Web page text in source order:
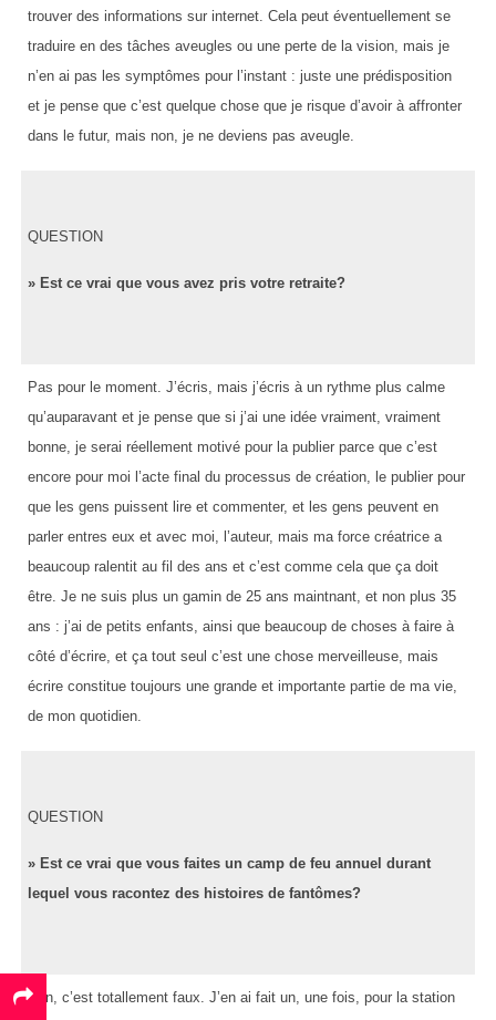
trouver des informations sur internet. Cela peut éventuellement se
traduire en des tâches aveugles ou une perte de la vision, mais je
n’en ai pas les symptômes pour l’instant : juste une prédisposition
et je pense que c’est quelque chose que je risque d’avoir à affronter
dans le futur, mais non, je ne deviens pas aveugle.
QUESTION
» Est ce vrai que vous avez pris votre retraite?
Pas pour le moment. J’écris, mais j’écris à un rythme plus calme
qu’auparavant et je pense que si j’ai une idée vraiment, vraiment
bonne, je serai réellement motivé pour la publier parce que c’est
encore pour moi l’acte final du processus de création, le publier pour
que les gens puissent lire et commenter, et les gens peuvent en
parler entres eux et avec moi, l’auteur, mais ma force créatrice a
beaucoup ralentit au fil des ans et c’est comme cela que ça doit
être. Je ne suis plus un gamin de 25 ans maintnant, et non plus 35
ans : j’ai de petits enfants, ainsi que beaucoup de choses à faire à
côté d’écrire, et ça tout seul c’est une chose merveilleuse, mais
écrire constitue toujours une grande et importante partie de ma vie,
de mon quotidien.
QUESTION
» Est ce vrai que vous faites un camp de feu annuel durant
lequel vous racontez des histoires de fantômes?
Non, c’est totallement faux. J’en ai fait un, une fois, pour la station